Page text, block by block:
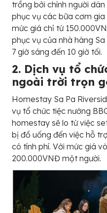
trồng bởi chính người
phục vụ các bữa cơm
mức giá chỉ từ
phục vụ của nhà hàng
7 giờ sáng đến 10 giờ tối.
2. Dịch vụ tổ
ngoài trời trọn
Homestay Sa Pa
vụ tổ chức tiệc nướng
homestay sẽ lo từ việc
bị đồ uống đến việc hỗ
có tính phí. Với mức giá
200.000VNĐ một người.